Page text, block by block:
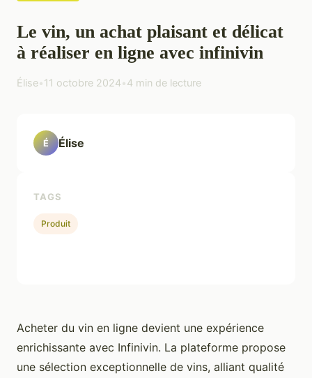
Le vin, un achat plaisant et délicat
à réaliser en ligne avec infinivin
Élise•11 octobre 2024•4 min de lecture
Acheter du vin en ligne devient une expérience
enrichissante avec Infinivin. La plateforme propose
une sélection exceptionnelle de vins, alliant qualité
É Élise
TAGS
Produit